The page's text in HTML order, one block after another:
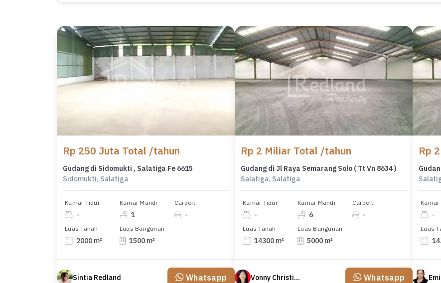
Rp 250 Juta Total /tahun
Gudang di Sidomukti , Salatiga Fe 6615
Sidomukti, Salatiga
Kamar Tidur
-
Kamar Mandi
1
Carport
-
Luas Tanah
2000 m²
Luas Bangunan
1500 m²
Sintia Redland Whatsapp
Rp 2 Miliar Total /tahun
Gudang di Jl Raya Semarang Solo ( Tt Vn 8634 )
Salatiga, Salatiga
Kamar Tidur
-
Kamar Mandi
6
Carport
-
Luas Tanah
14300 m²
Luas Bangunan
5000 m²
Vonny Christina Whatsapp
Rp
Kamar
-
Luas